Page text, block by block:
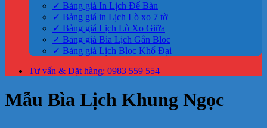
✓ Bảng giá In Lịch Để Bàn
✓ Bảng giá in Lịch Lò xo 7 tờ
✓ Bảng giá Lịch Lò Xo Giữa
✓ Bảng giá Bìa Lịch Gắn Bloc
✓ Bảng giá Lịch Bloc Khổ Đại
Tư vấn & Đặt hàng: 0983 559 554
Mẫu Bìa Lịch Khung Ngọc